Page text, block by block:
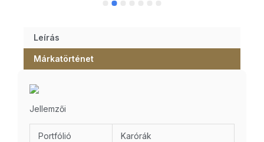
Leírás
Márkatörténet
Jellemzői
Portfólió Karórák